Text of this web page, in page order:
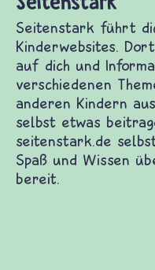
Dort
Themen. Du
und etliches